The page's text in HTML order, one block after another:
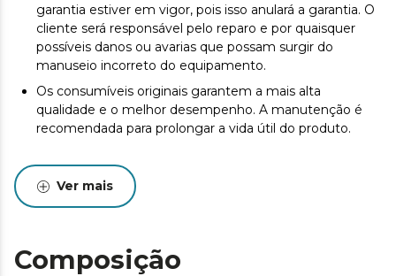
garantia estiver em vigor, pois isso anulará a garantia. O
cliente será responsável pelo reparo e por quaisquer
possíveis danos ou avarias que possam surgir do
manuseio incorreto do equipamento.
Os consumíveis originais garantem a mais alta
qualidade e o melhor desempenho. A manutenção é
recomendada para prolongar a vida útil do produto.
Ver mais
Composição